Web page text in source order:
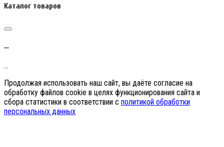
Каталог товаров
…
…
Продолжая использовать наш сайт, вы даёте согласие на
обработку файлов cookie в целях функционирования сайта и
сбора статистики в соответствии с политикой обработки
персональных данных